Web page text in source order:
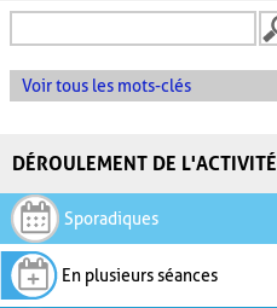
Voir tous les mots-clés
DÉROULEMENT DE L'ACTIVITÉ
Sporadiques
En plusieurs séances